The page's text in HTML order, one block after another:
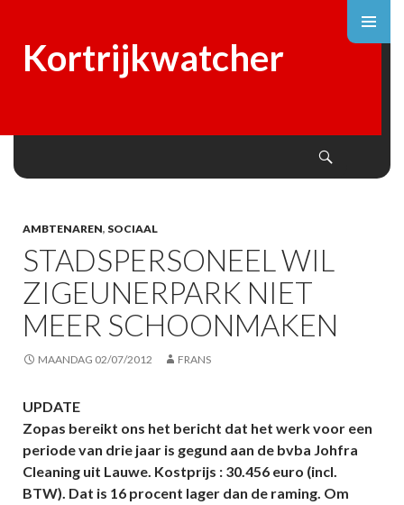
Kortrijkwatcher
AMBTENAREN, SOCIAAL
STADSPERSONEEL WIL
ZIGEUNERPARK NIET
MEER SCHOONMAKEN
MAANDAG 02/07/2012 FRANS
UPDATE
Zopas bereikt ons het bericht dat het werk voor een
periode van drie jaar is gegund aan de bvba Johfra
Cleaning uit Lauwe. Kostprijs : 30.456 euro (incl.
BTW). Dat is 16 procent lager dan de raming. Om